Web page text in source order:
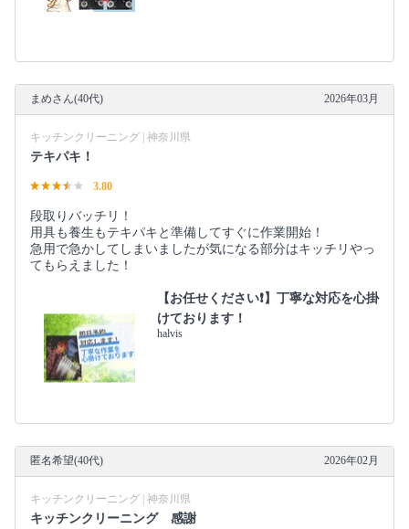
まめさん(40代) 2026年03月
キッチンクリーニング | 神奈川県
テキパキ！
3.80
段取りバッチリ！
用具も養生もテキパキと準備してすぐに作業開始！
急用で急かしてしまいましたが気になる部分はキッチリやっ
てもらえました！
【お任せください❗️】丁寧な対応を心掛
けております！
halvis
匿名希望(40代) 2026年02月
キッチンクリーニング | 神奈川県
キッチンクリーニング 感謝